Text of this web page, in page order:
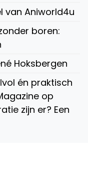
van Aniworld4u
boren:
Hoksbergen
én praktisch
op
zijn er? Een